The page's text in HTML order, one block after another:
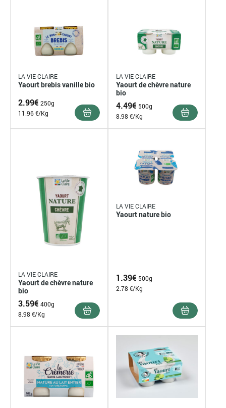
LA VIE CLAIRE
Yaourt brebis vanille bio
2.99€ 250g
11.96 €/Kg
LA VIE CLAIRE
Yaourt de chèvre nature
bio
4.49€ 500g
8.98 €/Kg
LA VIE CLAIRE
Yaourt de chèvre nature
bio
3.59€ 400g
8.98 €/Kg
LA VIE CLAIRE
Yaourt nature bio
1.39€ 500g
2.78 €/Kg